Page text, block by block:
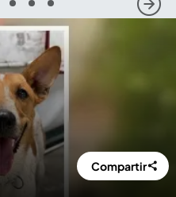
3 4 5
Compartir